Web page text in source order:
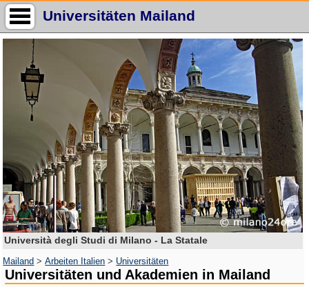
Universitäten Mailand
Università degli Studi di Milano - La Statale
Mailand >Arbeiten Italien > Universitäten
Universitäten und Akademien in Mailand